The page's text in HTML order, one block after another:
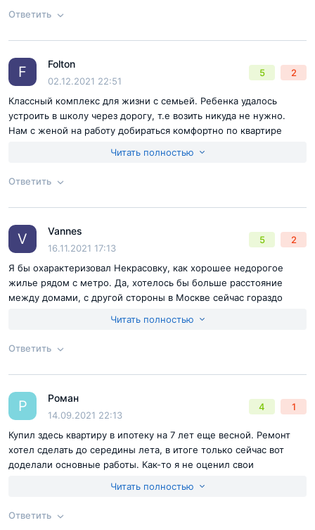
Согласен справилами публикациина сайте
Отправить комментарий
Ответить
Ответ на отзыв
Согласен справилами публикациина сайте
Отправить комментарий
F Folton
02.12.2021 22:51
5 2
Классный комплекс для жизни с семьей. Ребенка удалось
устроить в школу через дорогу, т.е возить никуда не нужно.
Нам с женой на работу добираться комфортно по квартире
Читать полностью
Ответить
Ответ на отзыв
Согласен справилами публикациина сайте
Отправить комментарий
V Vannes
16.11.2021 17:13
5 2
Я бы охарактеризовал Некрасовку, как хорошее недорогое
жилье рядом с метро. Да, хотелось бы больше расстояние
между домами, с другой стороны в Москве сейчас гораздо
мнение о комплексе положительное, но жилье пока здесь не
Недостатки:нет
Читать полностью
Ответить
Ответ на отзыв
Р Роман
14.09.2021 22:13
4 1
Купил здесь квартиру в ипотеку на 7 лет еще весной. Ремонт
хотел сделать до середины лета, в итоге только сейчас вот
доделали основные работы. Как-то я не оценил свои
переезжать. Надеюсь до конца сентября наконец-то въехать в
Читать полностью
Ответить